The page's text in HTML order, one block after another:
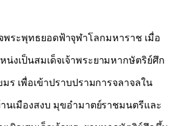
ะพุทธยอดฟ้าจุฬาโลกมหาราช เมื่อ
น่งเป็นสมเด็จเจ้าพระยามหากษัตริย์ศึก
ร เพื่อเข้าปราบปรามการจลาจลใน
นเมืองสงบ มุขอำมาตย์ราชมนตรีและ